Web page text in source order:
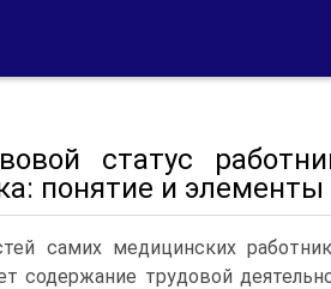
статус
понятие и элементы
самих медицинских
содержание трудовой